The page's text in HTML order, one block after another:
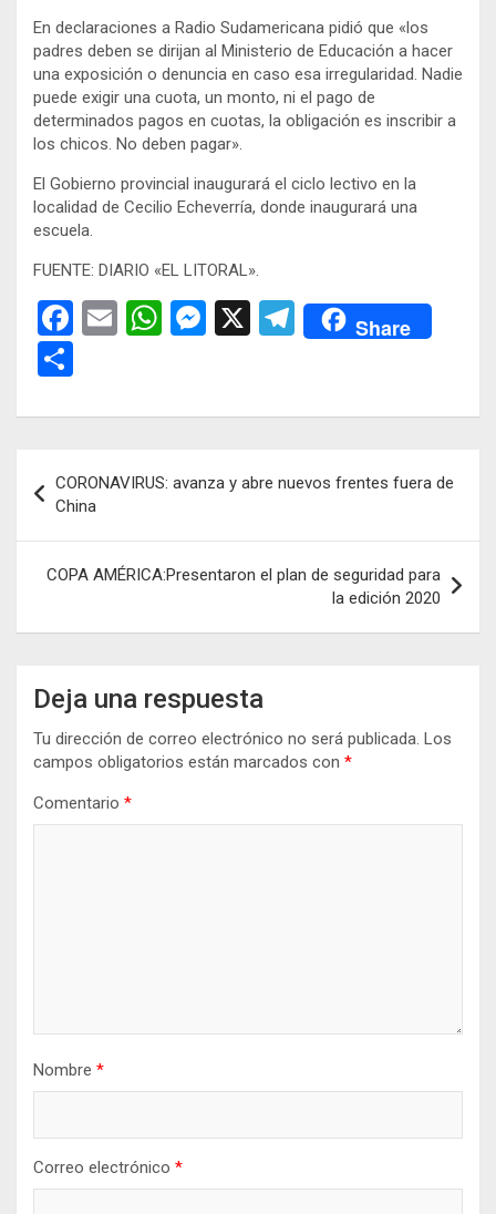
En declaraciones a Radio Sudamericana pidió que «los
padres deben se dirijan al Ministerio de Educación a hacer
una exposición o denuncia en caso esa irregularidad. Nadie
puede exigir una cuota, un monto, ni el pago de
determinados pagos en cuotas, la obligación es inscribir a
los chicos. No deben pagar».
El Gobierno provincial inaugurará el ciclo lectivo en la
localidad de Cecilio Echeverría, donde inaugurará una
escuela.
FUENTE: DIARIO «EL LITORAL».
F
b
o
k
E
W
s
p
p
M
n
er
X
T
gr
m
Share
m
p
ar
tir
de
entradas
CORONAVIRUS: avanza y abre nuevos frentes fuera de
China
COPA AMÉRICA:Presentaron el plan de seguridad para
la edición 2020
Deja una respuesta
Tu dirección de correo electrónico no será publicada. Los
campos obligatorios están marcados con *
Comentario *
Nombre *
Correo electrónico *